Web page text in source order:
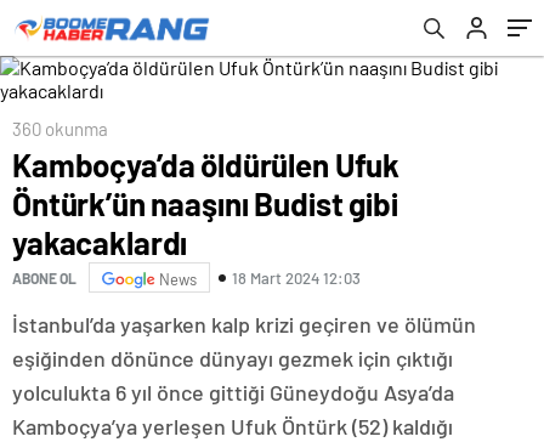
360 okunma
Kamboçya’da öldürülen Ufuk
Öntürk’ün naaşını Budist gibi
yakacaklardı
ABONE OL News 18 Mart 2024 12:03
İstanbul’da yaşarken kalp krizi geçiren ve ölümün
eşiğinden dönünce dünyayı gezmek için çıktığı
yolculukta 6 yıl önce gittiği Güneydoğu Asya’da
Kamboçya’ya yerleşen Ufuk Öntürk (52) kaldığı